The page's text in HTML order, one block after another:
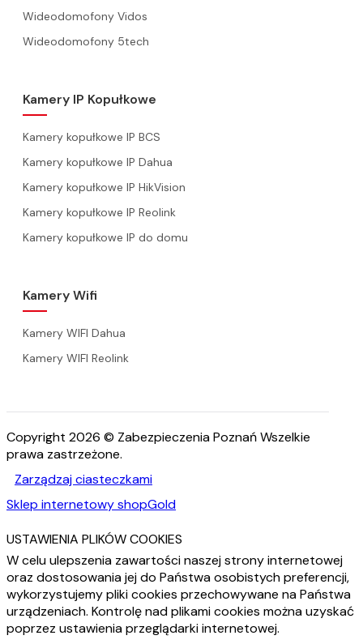
Wideodomofony Vidos
Wideodomofony 5tech
Kamery IP Kopułkowe
Kamery kopułkowe IP BCS
Kamery kopułkowe IP Dahua
Kamery kopułkowe IP HikVision
Kamery kopułkowe IP Reolink
Kamery kopułkowe IP do domu
Kamery Wifi
Kamery WIFI Dahua
Kamery WIFI Reolink
Copyright 2026 © Zabezpieczenia Poznań Wszelkie
prawa zastrzeżone.
Zarządzaj ciasteczkami
Sklep internetowy shopGold
USTAWIENIA PLIKÓW COOKIES
W celu ulepszenia zawartości naszej strony internetowej
oraz dostosowania jej do Państwa osobistych preferencji,
wykorzystujemy pliki cookies przechowywane na Państwa
urządzeniach. Kontrolę nad plikami cookies można uzyskać
poprzez ustawienia przeglądarki internetowej.